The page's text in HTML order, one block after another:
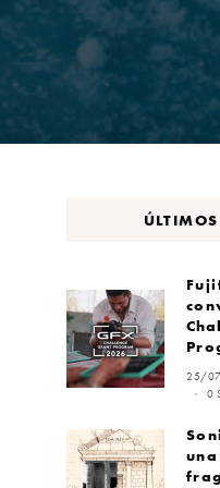
25/
0